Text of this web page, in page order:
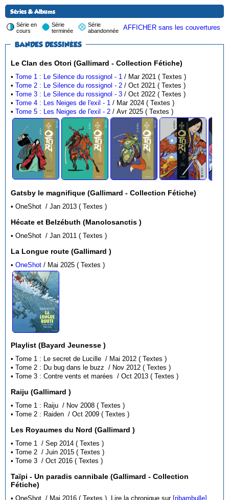
Séries & Albums
Série en
cours
Série
terminée
Série
abandonnée
AFFICHER sans les couvertures
BANDES DESSINÉES
Le Clan des Otori (Gallimard - Collection Fétiche)
•Tome 1 : Le Silence du rossignol - 1
/ Mar 2021 ( Textes )
•Tome 2 : Le Silence du rossignol - 2
/ Oct 2021 ( Textes )
•Tome 3 : Le Silence du rossignol - 3
/ Oct 2022 ( Textes )
•Tome 4 : Les Neiges de l'exil - 1
/ Mar 2024 ( Textes )
•Tome 5 : Les Neiges de l'exil - 2 / Avr 2025 ( Textes )
Gatsby le magnifique (Gallimard - Collection Fétiche)
• OneShot / Jan 2013 ( Textes )
Hécate et Belzébuth (Manolosanctis )
• OneShot / Jan 2011 ( Textes )
La Longue route (Gallimard )
•OneShot / Mai 2025 ( Textes )
Playlist (Bayard Jeunesse )
• Tome 1 : Le secret de Lucille / Mai 2012 ( Textes )
• Tome 2 : Du bug dans le buzz / Nov 2012 ( Textes )
• Tome 3 : Contre vents et marées / Oct 2013 ( Textes )
Raiju (Gallimard )
• Tome 1 : Raiju / Nov 2008 ( Textes )
• Tome 2 : Raiden / Oct 2009 ( Textes )
Les Royaumes du Nord (Gallimard )
• Tome 1 / Sep 2014 ( Textes )
• Tome 2 / Juin 2015 ( Textes )
• Tome 3 / Oct 2016 ( Textes )
Taïpi - Un paradis cannibale (Gallimard - Collection
Fétiche)
• OneShot / Mai 2016 ( Textes ) Lire la chronique sur [ribambulle]